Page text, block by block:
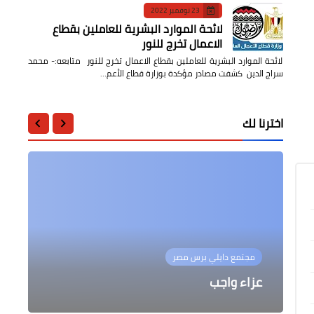
23 نوفمبر 2022
لائحة الموارد البشرية للعاملين بقطاع
الاعمال تخرج للنور
لائحة الموارد البشرية للعاملين بقطاع الاعمال تخرج للنور متابعه:- محمد
سراج الدين كشفت مصادر مؤكدة بوزارة قطاع الأعم…
اخترنا لك
مجتمع دايلي برس مصر
عزاء واجب
توجيهات بسرعة إنهاء أعمال إضافة
وحدتي القسطرة القلبية والرنين
المغناطيسي
الاتفاق على تصنيع مليون هاتف محمول
في مصر
فولهام يتفوق على ليفربول في شوط
المباراة الأول
المنتخب الوطني للشباب يستعد لمواجهة
المنتخب السعودي لنهائي كأس العرب